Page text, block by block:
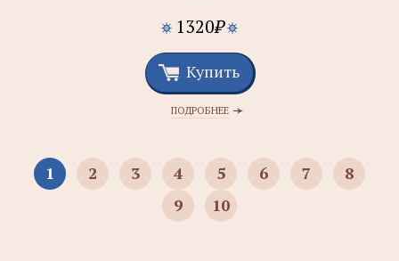
1320₽
Купить
ПОДРОБНЕЕ
1 2 3 4 5 6 7
8
9
10